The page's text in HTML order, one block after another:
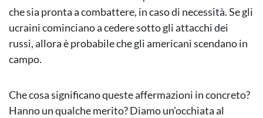
che sia pronta a combattere, in caso di necessità. Se gli
ucraini cominciano a cedere sotto gli attacchi dei
russi, allora è probabile che gli americani scendano in
campo.
Che cosa significano queste affermazioni in concreto?
Hanno un qualche merito? Diamo un’occhiata al